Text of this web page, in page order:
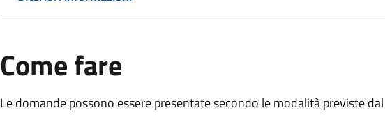
Come fare
Le domande possono essere presentate secondo le modalità previste